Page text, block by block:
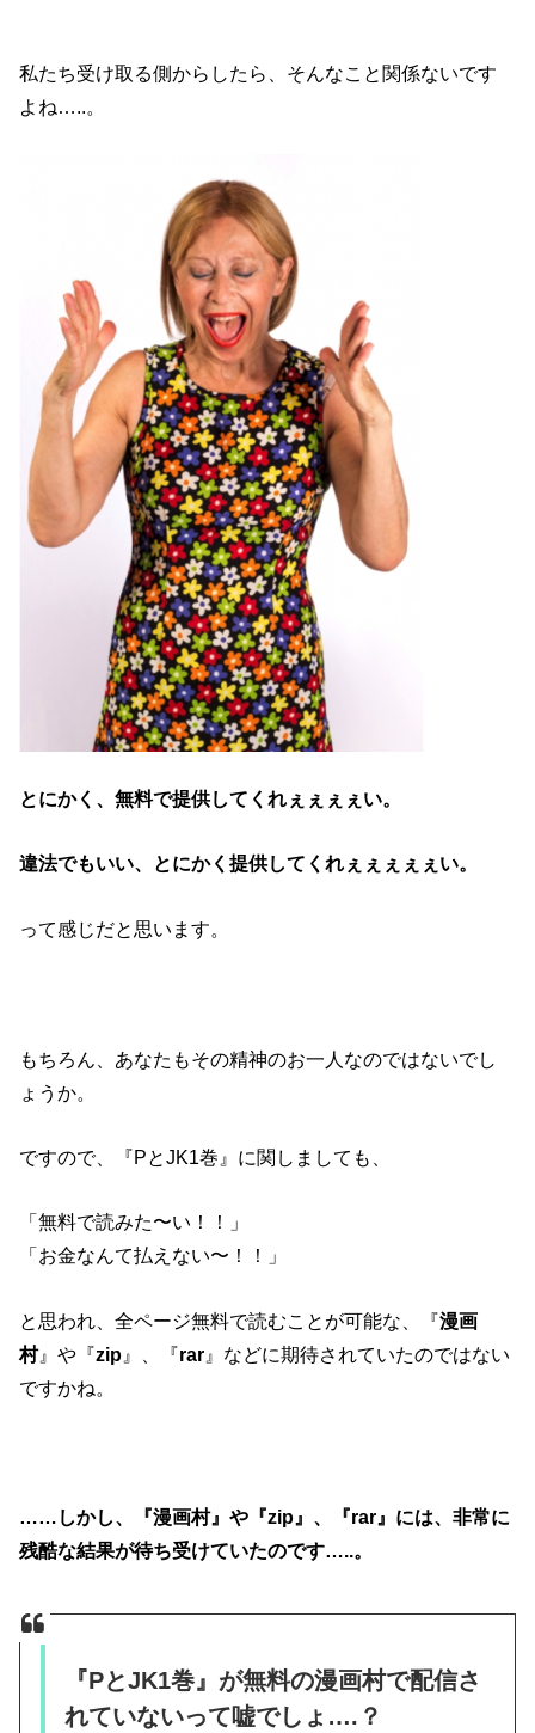
私たち受け取る側からしたら、そんなこと関係ないです
よね…..。
とにかく、無料で提供してくれぇぇぇぇい。
違法でもいい、とにかく提供してくれぇぇぇぇぇい。
って感じだと思います。
もちろん、あなたもその精神のお一人なのではないでし
ょうか。
ですので、『PとJK1巻』に関しましても、
「無料で読みた〜い！！」
「お金なんて払えない〜！！」
と思われ、全ページ無料で読むことが可能な、『漫画
村』や『zip 』、『rar 』などに期待されていたのではない
ですかね。
……しかし、『漫画村』や『zip』、『rar』には、非常に
残酷な結果が待ち受けていたのです…..。
『PとJK1巻』が無料の漫画村で配信さ
れていないって嘘でしょ….？